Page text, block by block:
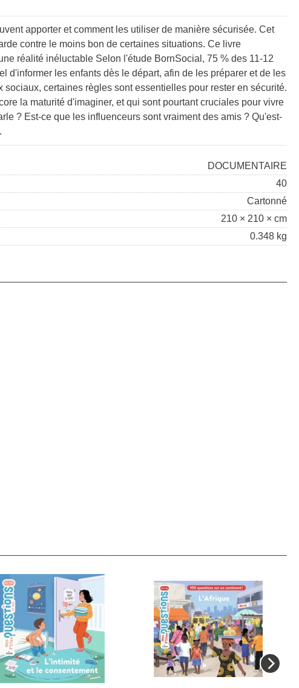
apporter et comment les utiliser de manière sécurisée. Cet
contre le moins bon de certaines situations. Ce livre
réalité inéluctable Selon l'étude BornSocial, 75 % des 11-12
les enfants dès le départ, afin de les préparer et de les
certaines règles sont essentielles pour rester en sécurité.
la maturité d'imaginer, et qui sont pourtant cruciales pour vivre
? Est-ce que les influenceurs sont vraiment des amis ? Qu'est-
DOCUMENTAIRE
40
Cartonné
210 × 210 × cm
0.348 kg